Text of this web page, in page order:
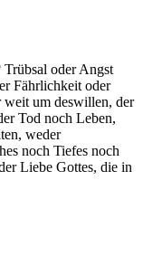
oder Angst
Fährlichkeit oder
um deswillen, der
Tod noch Leben,
weder
noch Tiefes noch
Liebe Gottes, die in